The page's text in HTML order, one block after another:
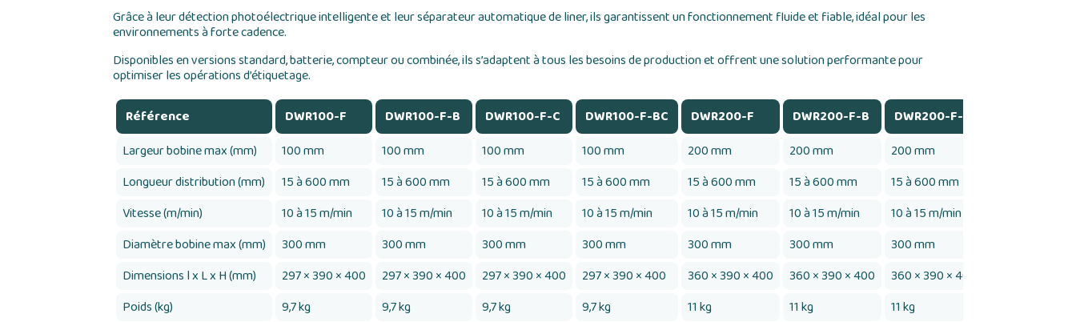
Grâce à leur détection photoélectrique intelligente et leur séparateur automatique de liner, ils garantissent un fonctionnement fluide et fiable, idéal pour les
environnements à forte cadence.
Disponibles en versions standard, batterie, compteur ou combinée, ils s’adaptent à tous les besoins de production et offrent une solution performante pour
optimiser les opérations d’étiquetage.
Référence DWR100-F DWR100-F-B DWR100-F-C DWR100-F-BC DWR200-F DWR200-F-B DWR200-F-C
Largeur bobine max (mm)
100 mm 100 mm 100 mm 100 mm 200 mm 200 mm 200 mm
Longueur distribution (mm)
15 à 600 mm 15 à 600 mm 15 à 600 mm 15 à 600 mm 15 à 600 mm 15 à 600 mm 15 à 600 mm
Vitesse (m/min)
10 à 15 m/min 10 à 15 m/min 10 à 15 m/min 10 à 15 m/min 10 à 15 m/min 10 à 15 m/min 10 à 15 m/min
Diamètre bobine max (mm)
300 mm 300 mm 300 mm 300 mm 300 mm 300 mm 300 mm
Dimensions l x L x H (mm)
297 × 390 × 400 297 × 390 × 400 297 × 390 × 400 297 × 390 × 400 360 × 390 × 400 360 × 390 × 400 360 × 390 × 400
Poids (kg)
9,7 kg 9,7 kg 9,7 kg 9,7 kg 11 kg 11 kg 11 kg